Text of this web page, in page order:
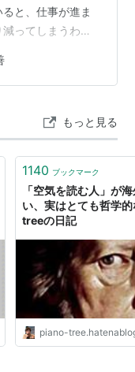
と、仕事が進ま
ってしまうわと
のは簡単ではあ
への接し方を少し
りすることは確
スギスしてしまう
試して…
もっと見る
1140 ブックマーク
「空気を読む人」が
い、実はとても哲学
treeの日記
piano-